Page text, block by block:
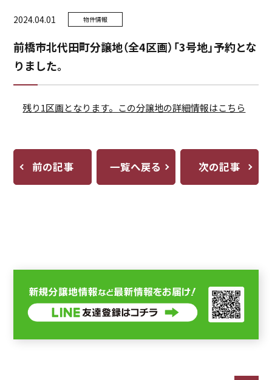
2024.04.01 物件情報
前橋市北代田町分譲地（全4区画）「3号地」予約とな
りました。
残り1区画となります。この分譲地の詳細情報はこちら
前の記事 一覧へ戻る 次の記事